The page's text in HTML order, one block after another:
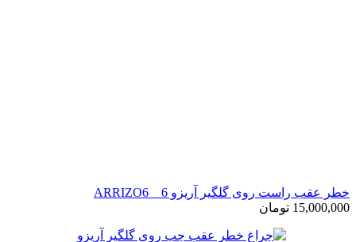
خطر عقب راست روی گلگیر آریزو 6 _ ARRIZO6
15,000,000 تومان